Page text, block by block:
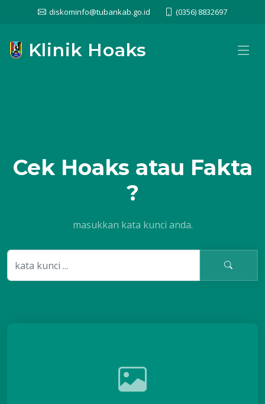
diskominfo@tubankab.go.id (0356) 8832697
Klinik Hoaks
Cek Hoaks atau Fakta
?
masukkan kata kunci anda.